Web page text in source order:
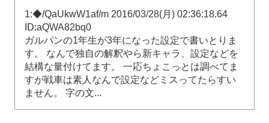
1:◆/QaUkwW1af/m 2016/03/28(月) 02:36:18.64
ID:aQWA82bq0
ガルパンの1年生が3年になった設定で書いとりま
す。 なんで独自の解釈やら新キャラ、設定などを
結構な量付けてます。 一応ちょこっとは調べてま
すが戦車は素人なんで設定などミスってたらすい
ません。 字の文...